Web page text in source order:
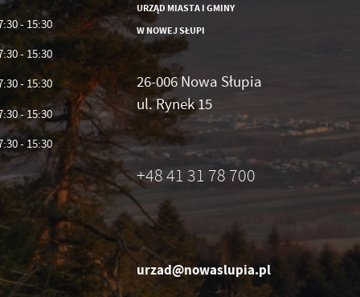
- 15:30
- 15:30
- 15:30
- 15:30
- 15:30
URZĄD MIASTA I GMINY
W NOWEJ SŁUPI
26-006 Nowa Słupia
ul. Rynek 15
+48 41 31 78 700
urzad@nowaslupia.pl